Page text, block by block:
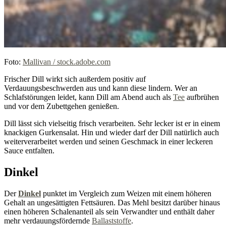
Foto: Mallivan / stock.adobe.com
Frischer Dill wirkt sich außerdem positiv auf
Verdauungsbeschwerden aus und kann diese lindern. Wer an
Schlafstörungen leidet, kann Dill am Abend auch als Tee aufbrühen
und vor dem Zubettgehen genießen.
Dill lässt sich vielseitig frisch verarbeiten. Sehr lecker ist er in einem
knackigen Gurkensalat. Hin und wieder darf der Dill natürlich auch
weiterverarbeitet werden und seinen Geschmack in einer leckeren
Sauce entfalten.
Dinkel
DerDinkel punktet im Vergleich zum Weizen mit einem höheren
Gehalt an ungesättigten Fettsäuren. Das Mehl besitzt darüber hinaus
einen höheren Schalenanteil als sein Verwandter und enthält daher
mehr verdauungsfördernde Ballaststoffe.